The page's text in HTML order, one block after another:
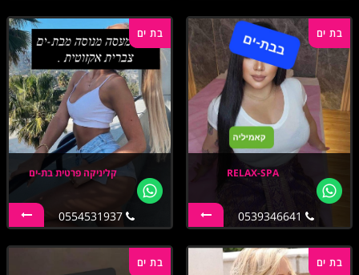
בת ים
RELAX-SPA
בת ים
קליניקה פרטית בת-ים
0554531937
בת ים בת ים